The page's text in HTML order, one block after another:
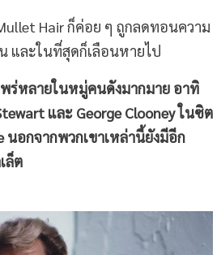
Hair ก็ค่อย ๆ ถูกลดทอนความ
และในที่สุดก็เลือนหายไป
ร่หลายในหมู่คนดังมากมาย อาทิ
และ George Clooney ในซิต
นอกจากพวกเขาเหล่านี้ยังมีอีก
ล็ต